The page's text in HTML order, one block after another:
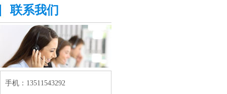
联系我们
手机：13511543292